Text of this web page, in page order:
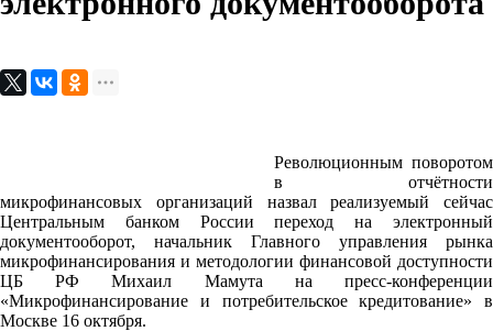
Революционным поворотом
в отчётности
микрофинансовых организаций назвал реализуемый сейчас
Центральным банком России переход на электронный
документооборот, начальник Главного управления рынка
микрофинансирования и методологии финансовой доступности
ЦБ РФ Михаил Мамута на пресс-конференции
«Микрофинансирование и потребительское кредитование» в
Москве 16 октября.